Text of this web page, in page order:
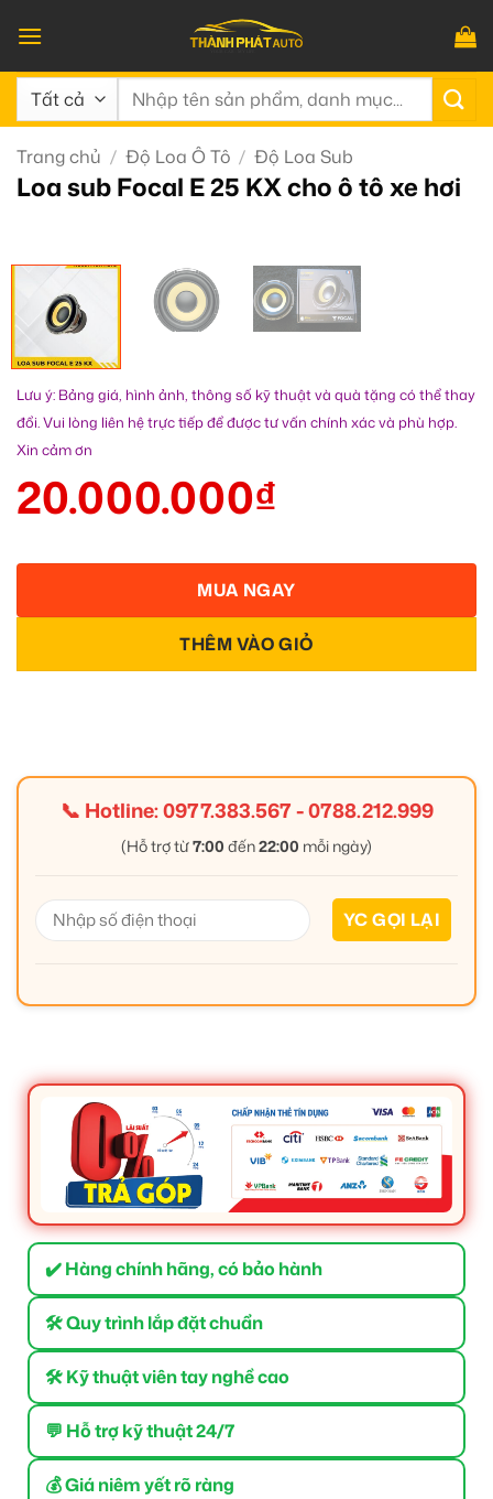
qua
nội
dung
Tìm
Trang chủ / Độ Loa Ô Tô / Độ Loa Sub
Loa sub Focal E 25 KX cho ô tô xe hơi
Lưu ý: Bảng giá, hình ảnh, thông số kỹ thuật và quà tặng có thể thay
đổi. Vui lòng liên hệ trực tiếp để được tư vấn chính xác và phù hợp.
Xin cảm ơn
20.000.000₫
THÊM VÀO GIỎ
MUA NGAY
📞 Hotline:0977.383.567-0788.212.999
(Hỗ trợ từ7:00 đến22:00 mỗi ngày)
✔️ Hàng chính hãng, có bảo hành
🛠 Quy trình lắp đặt chuẩn
🛠 Kỹ thuật viên tay nghề cao
💬 Hỗ trợ kỹ thuật 24/7
💰 Giá niêm yết rõ ràng